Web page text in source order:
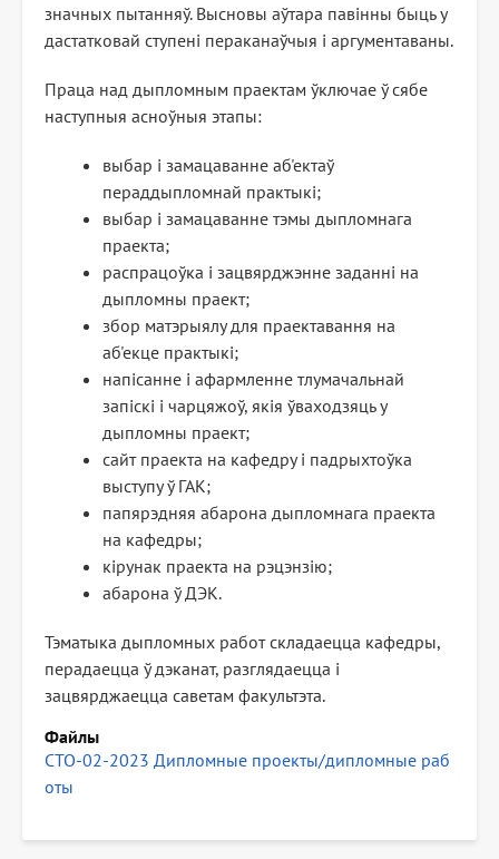
значных пытанняў. Высновы аўтара павінны быць у
дастатковай ступені пераканаўчыя і аргументаваны.
Праца над дыпломным праектам ўключае ў сябе
наступныя асноўныя этапы:
выбар і замацаванне аб'ектаў
пераддыпломнай практыкі;
выбар і замацаванне тэмы дыпломнага
праекта;
распрацоўка і зацвярджэнне заданні на
дыпломны праект;
збор матэрыялу для праектавання на
аб'екце практыкі;
напісанне і афармленне тлумачальнай
запіскі і чарцяжоў, якія ўваходзяць у
дыпломны праект;
сайт праекта на кафедру і падрыхтоўка
выступу ў ГАК;
папярэдняя абарона дыпломнага праекта
на кафедры;
кірунак праекта на рэцэнзію;
абарона ў ДЭК.
Тэматыка дыпломных работ складаецца кафедры,
перадаецца ў дэканат, разглядаецца і
зацвярджаецца саветам факультэта.
Файлы
СТО-02-2023 Дипломные проекты/дипломные раб
оты